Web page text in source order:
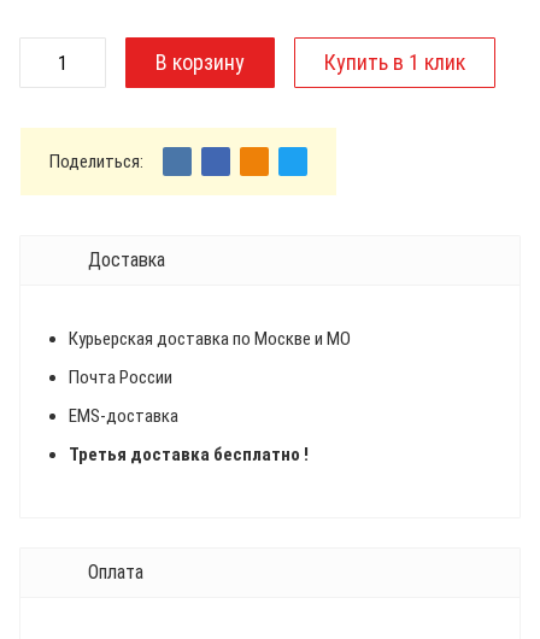
Поделиться:
Доставка
Курьерская доставка по Москве и МО
Почта России
EMS-доставка
Третья доставка бесплатно !
Оплата